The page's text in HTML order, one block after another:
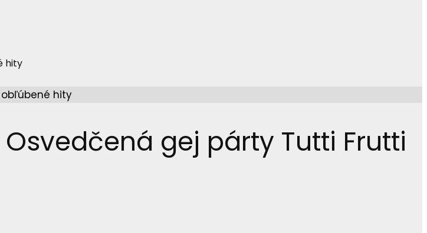
hity
gej párty Tutti Frutti